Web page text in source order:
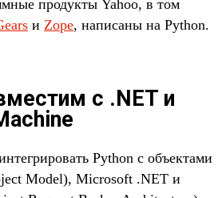
продукты Yahoo, в том
и Zope, написаны на Python.
с .NET и
Python с объектами
Model), Microsoft .NET и